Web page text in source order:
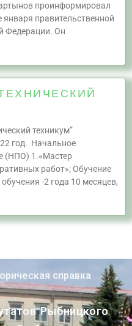
проинформировал
января правительственной
Федерации. Он
техникум”
год. Начальное
(НПО) 1.«Мастер
работ»; Обучение
-2 года 10 месяцев,
справка
Рыбницкого